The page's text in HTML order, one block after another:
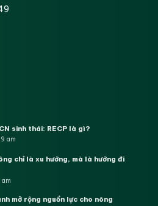
sinh thái: RECP là gì?
am
chỉ là xu hướng, mà là hướng đi
mở rộng nguồn lực cho nông